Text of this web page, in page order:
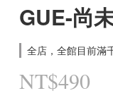
GUE-尚
全店，全館目前滿
NT$490